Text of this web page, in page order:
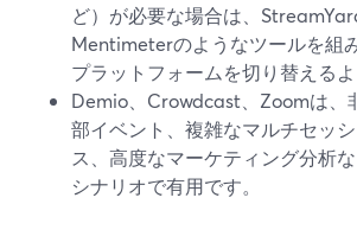
ど）が必要な場合は、
Mentimeterのようなツールを組
プラットフォームを切り替えるよ
Demio、Crowdcast、Zoomは、
部イベント、複雑なマルチセッ
ス、高度なマーケティング分析
シナリオで有用です。